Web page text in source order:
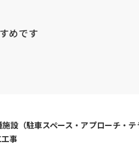
めです
設（駐車スペース・アプローチ・テ
事